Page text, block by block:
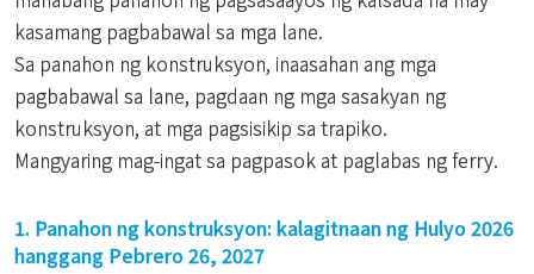
kasamang pagbabawal sa mga lane.
Sa panahon ng konstruksyon, inaasahan ang mga
pagbabawal sa lane, pagdaan ng mga sasakyan ng
konstruksyon, at mga pagsisikip sa trapiko.
Mangyaring mag-ingat sa pagpasok at paglabas ng ferry.
1. Panahon ng konstruksyon: kalagitnaan ng Hulyo 2026
hanggang Pebrero 26, 2027